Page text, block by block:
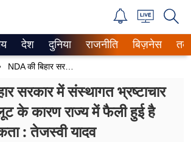
News
देश दुनिया राजनीति बिज़नेस
NDA की बिहार सरकार में संस्थागत भ्रष्टाचार और संगठित लूट के कारण राज्य में फैली हुई है वित्तीय अराजकता : तेजस्वी यादव
सरकार में संस्थागत भ्रष्टाचार
के कारण राज्य में फैली हुई है
: तेजस्वी यादव